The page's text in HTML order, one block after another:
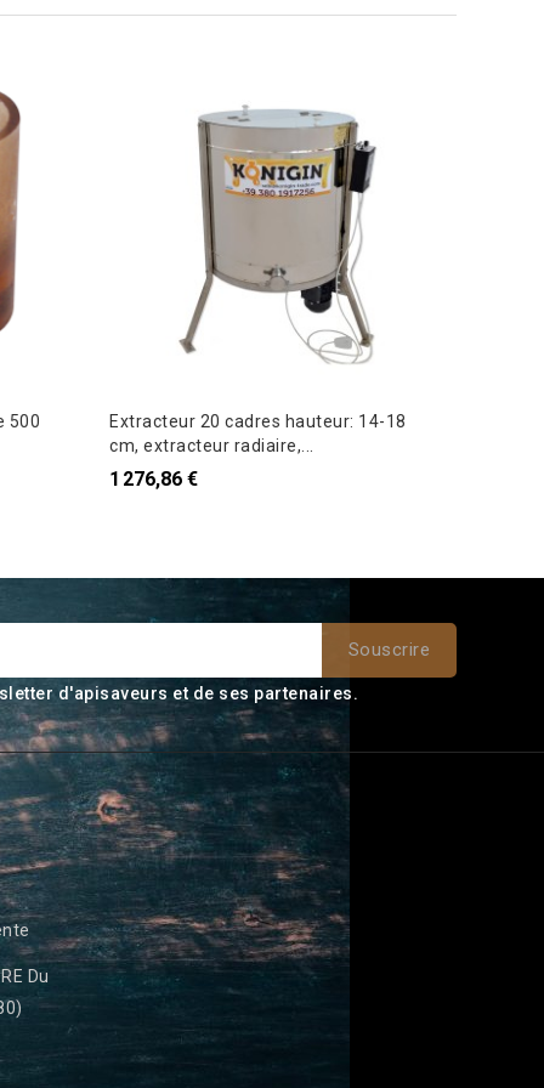
500
Extracteur 20 cadres hauteur: 14-18
cm, extracteur radiaire,...
1 276,86 €
d'apisaveurs et de ses partenaires.
Du